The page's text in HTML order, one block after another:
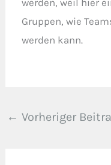
Gruppen, wie
werden kann.
← Vorheriger